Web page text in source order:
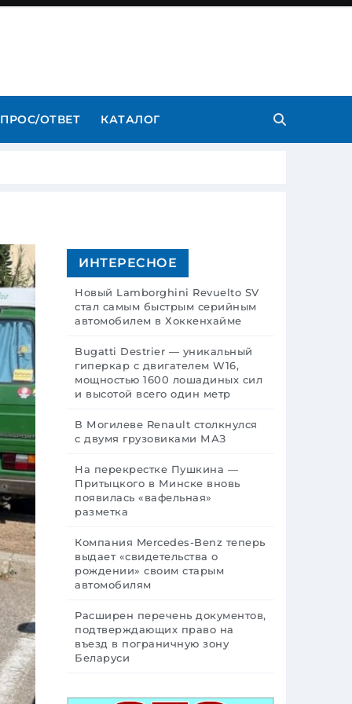
ОТВЕТ КАТАЛОГ
ИНТЕРЕСНОЕ
Новый Lamborghini Revuelto SV
стал самым быстрым серийным
автомобилем в Хоккенхайме
Bugatti Destrier — уникальный
гиперкар с двигателем W16,
мощностью 1600 лошадиных сил
и высотой всего один метр
В Могилеве Renault столкнулся
с двумя грузовиками МАЗ
На перекрестке Пушкина —
Притыцкого в Минске вновь
появилась «вафельная»
разметка
Компания Mercedes-Benz теперь
выдает «свидетельства о
рождении» своим старым
автомобилям
Расширен перечень документов,
подтверждающих право на
въезд в пограничную зону
Беларуси